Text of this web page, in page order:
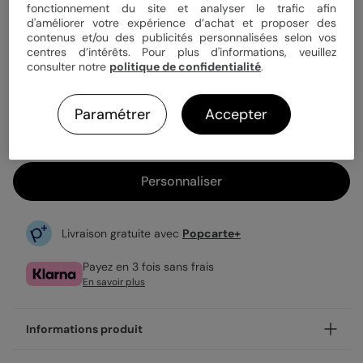
2,89 €
Enveloppe blanche offerte
Expédition rapide en 24h
Personnaliser
Livraison gratuite avec Popcarte+
Payez en 3 fois sans frais
En savoir plus
Informations produit
fonctionnement du site et analyser le trafic afin
d'améliorer votre expérience d’achat et proposer des
contenus et/ou des publicités personnalisées selon vos
centres d’intérêts. Pour plus d'informations, veuillez
consulter notre politique de confidentialité.
Paramétrer Accepter